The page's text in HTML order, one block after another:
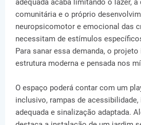
adequada acaba limitando o lazer, a
comunitária e o próprio
neuropsicomotor e emocional das
necessitam de estímulos
Para sanar essa demanda, o
estrutura moderna e pensada nos
O espaço poderá contar com um
inclusivo, rampas de
adequada e sinalização adaptada.